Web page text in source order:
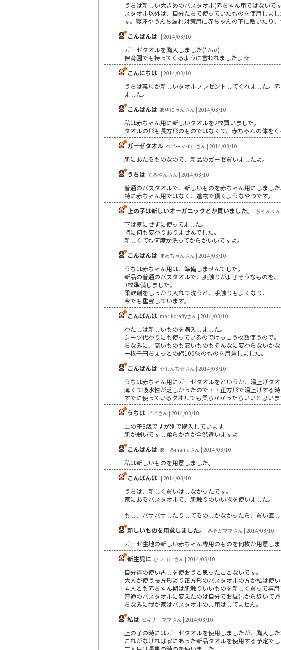
うちは新しい大きめのバスタオル(赤ちゃん用ではない
スタオル以外は、自分たちで使っていたものを使用しま
す。寝汗やうんち漏れ対策用に赤ちゃんの下に敷いたり、
こんばんは | 2014/03/10
ガーゼタオルを購入しました(*ﾉωﾉ)
保育園でも持ってくるように言われましたよ☆
こんにちは | 2014/03/10
うちは義母が新しいタオルプレゼントしてくれました。
ました。
こんばんは あゆにゃんさん | 2014/03/10
私は赤ちゃん用に新しいタオルを2枚買いました。
タオルの形も長方形のものではなくて、赤ちゃんの体を
ガーゼタオル ベビーマイロさん | 2014/03/10
肌にあたるものなので、新品のガーゼ買いましたよ。
うちは くみやんさん | 2014/03/10
普通のバスタオルで、新しいものを赤ちゃん用にしました
特に赤ちゃん用ではなく、進物で頂くようなやつです。
上の子は新しいオーガニックとか買いました。
ちゃんく
下は気にせずに使ってました。
特に何も変わりありませんでした。
新しくても何度か洗ってからがいいですよ。
こんばんは まめちゃんさん | 2014/03/10
うちは赤ちゃん用は、準備しませんでした。
新品の普通のバスタオルで、肌触りがよさそうなものを、
3枚準備しました。
柔軟剤をしっかり入れて洗うと、手触りもよくなり、
今でも重宝しています。
こんばんは marikoraffyさん | 2014/03/10
わたしは新しいものを購入しました。
シーツ代わりにも使っているのでけっこう枚数使うので。
ちなみに、高いものも安いものもそんなに変わらないかな
一枚千円ちょっとの綿100％のものを用意しました。
こんばんは ☆もんち☆さん | 2014/03/10
うちは赤ちゃん用にガーゼタオルをというか、湯上げタ
薄くて吸水性が乏しかったので・・正方形で湯上げする時
すでに使っているタオルでも柔らかかったらいいと思い
うちは ビビさん | 2014/03/10
上の子3歳ですが別で購入しています
肌が弱いですし柔らかさが全然違いますよ
こんばんは あーみmamaさん | 2014/03/10
私は新しいものを用意しました。
こんばんは | 2014/03/10
うちは、新しく買いはしなかったです。
家にあるバスタオルで、肌触りのいい物を使いました。
もし、バサバサしたりしてるのしかなかったら、買い直し
新しいものを用意しました。
みそかママさん | 2014/03/10
ガーゼ生地の新しい赤ちゃん専用のものを何枚か用意しま
新生児に ひぃコロさん | 2014/03/10
自分達の使い古しを使おうと思ったことないです。
大人が使う長方形より正方形のバスタオルの方が私は使
４人とも赤ちゃん期は肌触りいいものを新しく買って専用
普通のバスタオルに変えたのは自分でお風呂から歩いて帰
ちなみに我が家はバスタオルの共用はしてません。
私は ビギナーママさん | 2014/03/10
上の子の時にはガーゼタオルを使用しましたが、購入し
これがなければ家にあった新品タオルを使用する予定でし